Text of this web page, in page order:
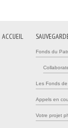
ACCUEIL
Fonds du
Les Fonds
Appels en
Votre projet